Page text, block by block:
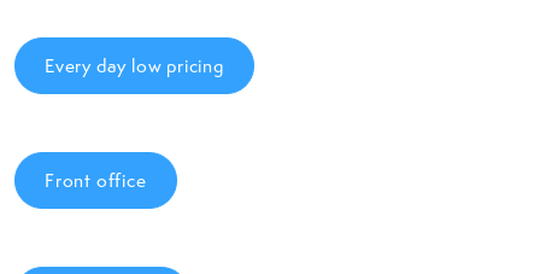
Every day low pricing
Front office